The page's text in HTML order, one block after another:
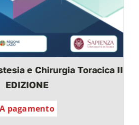
e Chirurgia Toracica II
EDIZIONE
A pagamento